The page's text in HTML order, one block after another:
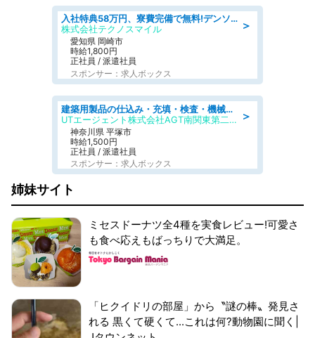
＞
入社特典58万円、寮費完備で無料!デンソーで働こう!自動車工場で小型部品の検査業務 denso aichi
株式会社テクノスマイル
愛知県 岡崎市
時給1,800円
正社員 / 派遣社員
スポンサー：求人ボックス
＞
建築用製品の仕込み・充填・検査・機械操作/寮完備/日払い/工場・製造
UTエージェント株式会社AGT南関東第二CU
神奈川県 平塚市
時給1,500円
正社員 / 派遣社員
スポンサー：求人ボックス
姉妹サイト
ミセスドーナツ全4種を実食レビュー!可愛さ
も食べ応えもばっちりで大満足。
「ヒクイドリの部屋」から〝謎の棒〟発見さ
れる 黒くて硬くて...これは何?動物園に聞く|